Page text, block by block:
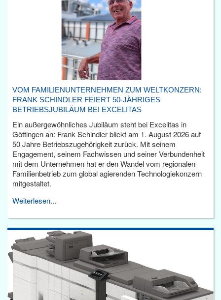
VOM FAMILIENUNTERNEHMEN ZUM WELTKONZERN:
FRANK SCHINDLER FEIERT 50-JÄHRIGES
BETRIEBSJUBILÄUM BEI EXCELITAS
Ein außergewöhnliches Jubiläum steht bei Excelitas in
Göttingen an: Frank Schindler blickt am 1. August 2026 auf
50 Jahre Betriebszugehörigkeit zurück. Mit seinem
Engagement, seinem Fachwissen und seiner Verbundenheit
mit dem Unternehmen hat er den Wandel vom regionalen
Familienbetrieb zum global agierenden Technologiekonzern
mitgestaltet.
Weiterlesen...